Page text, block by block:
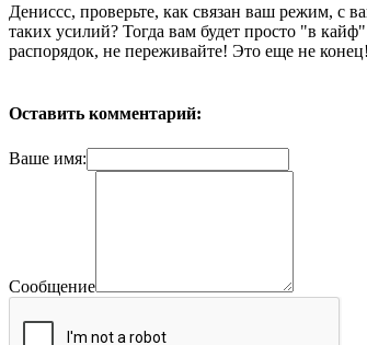
Дениссс, проверьте, как связан ваш режим, с
таких усилий? Тогда вам будет просто "в
распорядок, не переживайте! Это еще не
Оставить комментарий:
Ваше имя:
Сообщение